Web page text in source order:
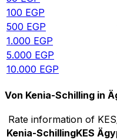
100 EGP
500 EGP
1.000 EGP
5.000 EGP
10.000 EGP
Von Kenia-Schilling in
Rate information of
Kenia-SchillingKES